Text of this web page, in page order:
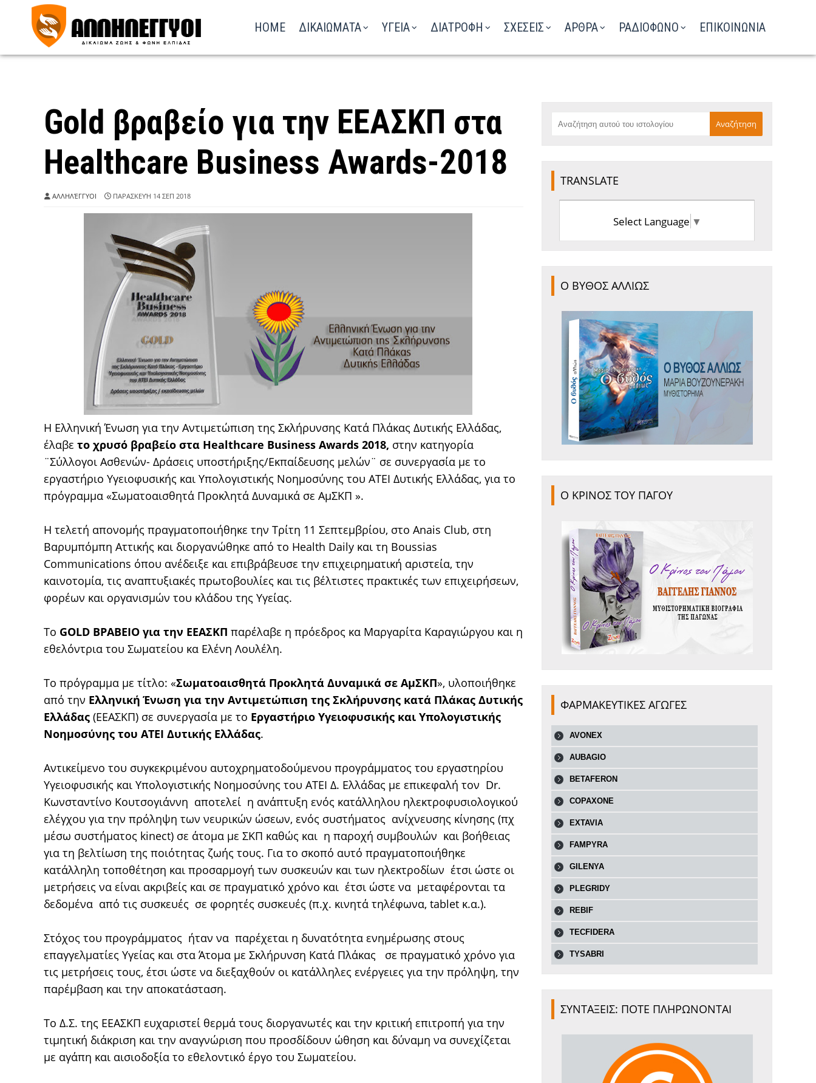
HOME ΔΙΚΑΙΩΜΑΤΑ ΥΓΕΙΑ ΔΙΑΤΡΟΦΗ ΣΧΕΣΕΙΣ ΑΡΘΡΑ ΡΑΔΙΟΦΩΝΟ ΕΠΙΚΟΙΝΩΝΙΑ
ΑΚΟΥΣΤΕ ΤΟ ΡΑΔΙΟΦΩΝΟ
Gold βραβείο για την ΕΕΑΣΚΠ στα
Healthcare Business Awards-2018
ΑΛΛΗΛΈΓΓΥΟΙ ΠΑΡΑΣΚΕΥΉ 14 ΣΕΠ 2018
Η Ελληνική Ένωση για την Αντιμετώπιση της Σκλήρυνσης Κατά Πλάκας Δυτικής Ελλάδας,
έλαβε το χρυσό βραβείο στα Healthcare Business Awards 2018, στην κατηγορία
¨Σύλλογοι Ασθενών- Δράσεις υποστήριξης/Εκπαίδευσης μελών¨ σε συνεργασία με το
εργαστήριο Υγειοφυσικής και Υπολογιστικής Νοημοσύνης του ΑΤΕΙ Δυτικής Ελλάδας, για το
πρόγραμμα «Σωματοαισθητά Προκλητά Δυναμικά σε ΑμΣΚΠ ».
Η τελετή απονομής πραγματοποιήθηκε την Τρίτη 11 Σεπτεμβρίου, στο Anais Club, στη
Βαρυμπόμπη Αττικής και διοργανώθηκε από το Health Daily και τη Boussias
Communications όπου ανέδειξε και επιβράβευσε την επιχειρηματική αριστεία, την
καινοτομία, τις αναπτυξιακές πρωτοβουλίες και τις βέλτιστες πρακτικές των επιχειρήσεων,
φορέων και οργανισμών του κλάδου της Υγείας.
Το GOLD ΒΡΑΒΕΙΟ για την ΕΕΑΣΚΠ παρέλαβε η πρόεδρος κα Μαργαρίτα Καραγιώργου και η
εθελόντρια του Σωματείου κα Ελένη Λουλέλη.
Το πρόγραμμα με τίτλο: «Σωματοαισθητά Προκλητά Δυναμικά σε ΑμΣΚΠ», υλοποιήθηκε
από την Ελληνική Ένωση για την Αντιμετώπιση της Σκλήρυνσης κατά Πλάκας Δυτικής
Ελλάδας (ΕΕΑΣΚΠ) σε συνεργασία με το Εργαστήριο Υγειοφυσικής και Υπολογιστικής
Νοημοσύνης του ΑΤΕΙ Δυτικής Ελλάδας.
Αντικείμενο του συγκεκριμένου αυτοχρηματοδούμενου προγράμματος του εργαστηρίου
Υγειοφυσικής και Υπολογιστικής Νοημοσύνης του ΑΤΕΙ Δ. Ελλάδας με επικεφαλή τον Dr.
Κωνσταντίνο Κουτσογιάννη αποτελεί η ανάπτυξη ενός κατάλληλου ηλεκτροφυσιολογικού
ελέγχου για την πρόληψη των νευρικών ώσεων, ενός συστήματος ανίχνευσης κίνησης (πχ
μέσω συστήματος kinect) σε άτομα με ΣΚΠ καθώς και η παροχή συμβουλών και βοήθειας
για τη βελτίωση της ποιότητας ζωής τους. Για το σκοπό αυτό πραγματοποιήθηκε
κατάλληλη τοποθέτηση και προσαρμογή των συσκευών και των ηλεκτροδίων έτσι ώστε οι
μετρήσεις να είναι ακριβείς και σε πραγματικό χρόνο και έτσι ώστε να μεταφέρονται τα
δεδομένα από τις συσκευές σε φορητές συσκευές (π.χ. κινητά τηλέφωνα, tablet κ.α.).
Στόχος του προγράμματος ήταν να παρέχεται η δυνατότητα ενημέρωσης στους
επαγγελματίες Υγείας και στα Άτομα με Σκλήρυνση Κατά Πλάκας σε πραγματικό χρόνο για
τις μετρήσεις τους, έτσι ώστε να διεξαχθούν οι κατάλληλες ενέργειες για την πρόληψη, την
παρέμβαση και την αποκατάσταση.
Το Δ.Σ. της ΕΕΑΣΚΠ ευχαριστεί θερμά τους διοργανωτές και την κριτική επιτροπή για την
τιμητική διάκριση και την αναγνώριση που προσδίδουν ώθηση και δύναμη να συνεχίζεται
με αγάπη και αισιοδοξία το εθελοντικό έργο του Σωματείου.
TRANSLATE
Select Language ▼
Ο ΒΥΘΟΣ ΑΛΛΙΩΣ
Ο ΚΡΙΝΟΣ ΤΟΥ ΠΑΓΟΥ
ΦΑΡΜΑΚΕΥΤΙΚΕΣ ΑΓΩΓΕΣ
AVONEX
AUBAGIO
BETAFERON
COPAXONE
EXTAVIA
FAMPYRA
GILENYA
PLEGRIDY
REBIF
TECFIDERA
TYSABRI
ΣΥΝΤΑΞΕΙΣ: ΠΟΤΕ ΠΛΗΡΩΝΟΝΤΑΙ